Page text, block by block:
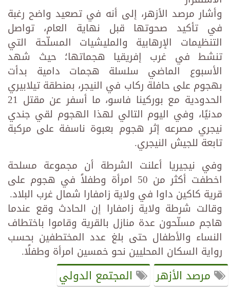
وأشار مرصد الأزهر، إلى أنه في تصعيد واضح رغبة
في تأكيد صحوتها قبل نهاية العام، تواصل
التنظيمات الإرهابية والمليشيات المسلّحة التي
تنشط في غرب إفريقيا هجماتها؛ حيث شهد
الأسبوع الماضي سلسلة هجمات دامية بدأت
بهجوم على حافلة ركاب في النيجر، بمنطقة تيلابيري
الحدودية مع بوركينا فاسو، ما أسفر عن مقتل 21
مدنيًا، وفي اليوم التالي لهذا الهجوم لقي جندي
نيجري مصرعه إثر هجوم بعبوة ناسفة على مركبة
تابعة للجيش النيجري.
وفي نيجيريا أعلنت الشرطة أن مجموعة مسلحة
اخطفت أكثر من 50 امرأة وطفلاً في هجوم على
قرية كاكين داوا في ولاية زامفارا شمال غرب البلاد.
وقالت شرطة ولاية زامفارا إن الحادث وقع عندما
هاجم مسلّحون عدة منازل بالقرية وقاموا باختطاف
النساء والأطفال حتى بلغ عدد المختطفين بحسب
رواية السكان المحليين نحو خمسين امرأة وطفلًا.
مرصد الأزهر
المجتمع الدولي